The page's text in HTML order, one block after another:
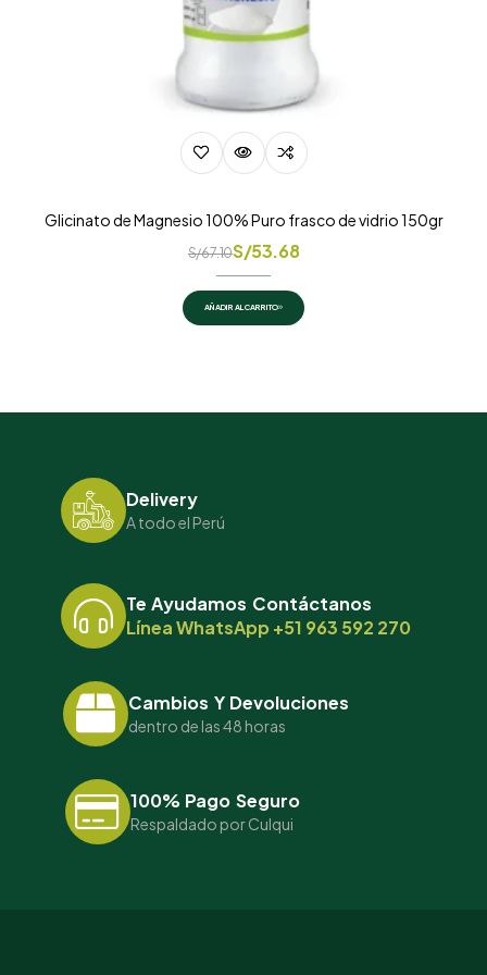
Glicinato de Magnesio 100% Puro frasco de vidrio 150gr
S/67.10S/53.68
AÑADIR AL CARRITO
Delivery
A todo el Perú
Te Ayudamos Contáctanos
Línea WhatsApp +51 963 592 270
Cambios Y Devoluciones
dentro de las 48 horas
100% Pago Seguro
Respaldado por Culqui